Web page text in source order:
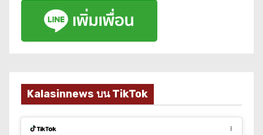
Kalasinnews บน TikTok